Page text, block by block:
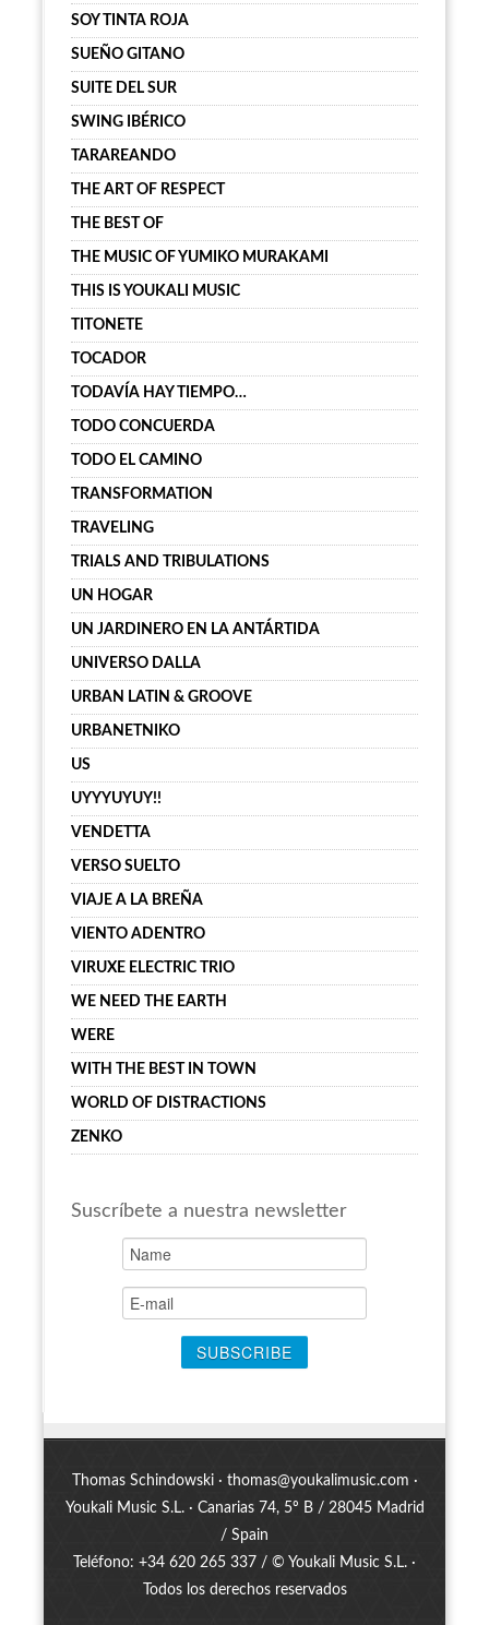
SOY TINTA ROJA
SUEÑO GITANO
SUITE DEL SUR
SWING IBÉRICO
TARAREANDO
THE ART OF RESPECT
THE BEST OF
THE MUSIC OF YUMIKO MURAKAMI
THIS IS YOUKALI MUSIC
TITONETE
TOCADOR
TODAVÍA HAY TIEMPO…
TODO CONCUERDA
TODO EL CAMINO
TRANSFORMATION
TRAVELING
TRIALS AND TRIBULATIONS
UN HOGAR
UN JARDINERO EN LA ANTÁRTIDA
UNIVERSO DALLA
URBAN LATIN & GROOVE
URBANETNIKO
US
UYYYUYUY!!
VENDETTA
VERSO SUELTO
VIAJE A LA BREÑA
VIENTO ADENTRO
VIRUXE ELECTRIC TRIO
WE NEED THE EARTH
WERE
WITH THE BEST IN TOWN
WORLD OF DISTRACTIONS
ZENKO
Suscríbete a nuestra newsletter
Thomas Schindowski · thomas@youkalimusic.com ·
Youkali Music S.L. · Canarias 74, 5º B / 28045 Madrid
/ Spain
Teléfono: +34 620 265 337 / © Youkali Music S.L. ·
Todos los derechos reservados